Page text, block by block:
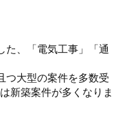
た、「電気工事」「通
つ大型の案件を多数受
新築案件が多くなりま